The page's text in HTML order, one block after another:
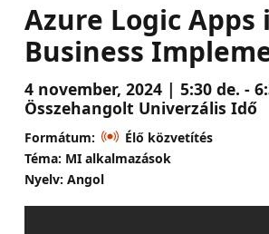
Azure Logic Apps
Business
4 november, 2024 | 5:30 de. -
Összehangolt Univerzális Idő
Formátum:
Élő közvetítés
Téma: MI alkalmazások
Nyelv: Angol